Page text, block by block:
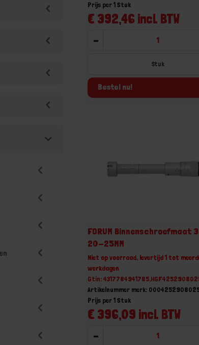
€ 392,46 incl. BTW
Prijs per 1 Stuk
-
Stuk
Bestel nu!
FORUM Binnenschroefmaat
20-25MM
Niet op voorraad, levertijd 1 tot
werkdagen
Gtin:
Artikelnummer merk:
€ 396,09 incl. BTW
Prijs per 1 Stuk
-